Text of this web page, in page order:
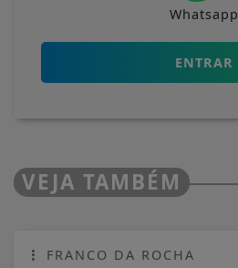
Whatsapp
ENTRAR
VEJA TAMBÉM
FRANCO DA ROCHA